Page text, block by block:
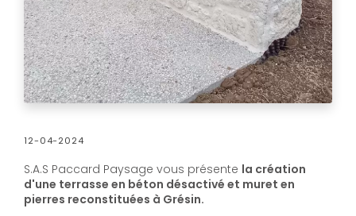
12-04-2024
S.A.S Paccard Paysage vous présente la création
d'une terrasse en béton désactivé et muret en
pierres reconstituées à Grésin.